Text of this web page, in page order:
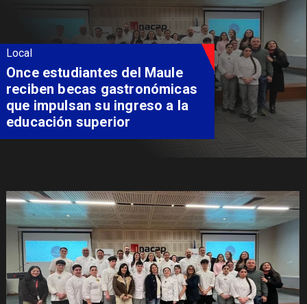
Local
Álvarez-Salamanca lidera la
apuesta regional para
consolidar el Paso Pehuenche
como alternativa a Los
Libertadores